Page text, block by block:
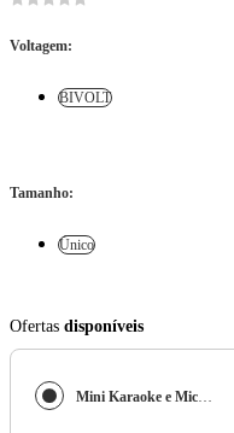
Voltagem:
BIVOLT
Tamanho:
Único
Ofertas disponíveis
Mini Karaoke e Microfone Branco